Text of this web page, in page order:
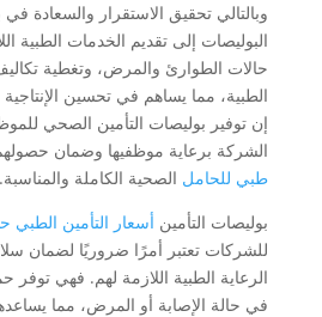
وبالتالي تحقيق الاستقرار والسعادة
البوليصات إلى تقديم الخدمات الطبية
حالات الطوارئ والمرض، وتغطية
الطبية، مما يساهم في تحسين الإنتاجية
إن توفير بوليصات التأمين الصحي
الشركة برعاية موظفيها وضمان
طبي للحامل الصحية الكاملة والمناسبة.
بوليصات التأمين أسعار التأمين الطبي
للشركات تعتبر أمرًا ضروريًا لضمان
الرعاية الطبية اللازمة لهم. فهي توفر
في حالة الإصابة أو المرض، مما